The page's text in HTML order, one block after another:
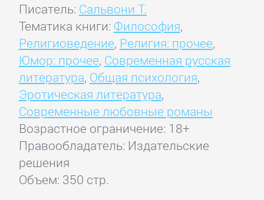
Писатель: Сальвони Т.
Тематика книги: Философия,
Религиоведение, Религия: прочее,
Юмор: прочее, Современная русская
литература, Общая психология,
Эротическая литература,
Современные любовные романы
Возрастное ограничение: 18+
Правообладатель: Издательские
решения
Объем: 350 стр.